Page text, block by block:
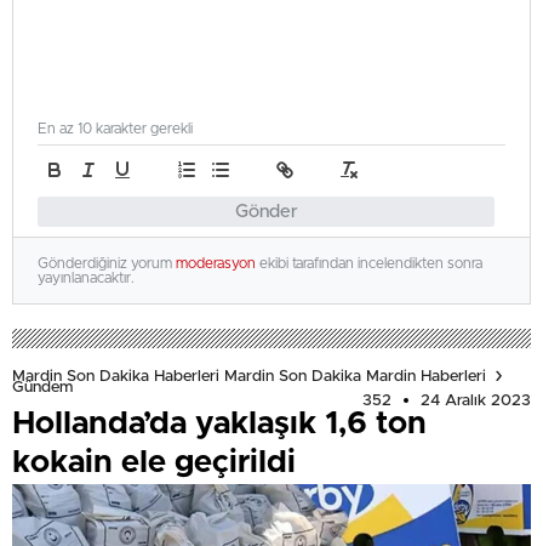
Gönder
En az 10 karakter gerekli
Gönderdiğiniz yorum moderasyon ekibi tarafından incelendikten sonra
yayınlanacaktır.
Mardin Son Dakika Haberleri Mardin Son Dakika Mardin Haberleri
Gündem
352
24 Aralık 2023
Hollanda’da yaklaşık 1,6 ton
kokain ele geçirildi